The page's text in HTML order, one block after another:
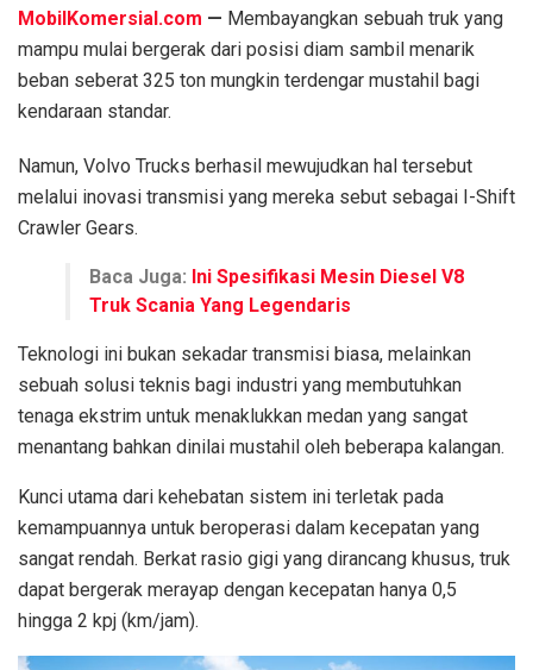
MobilKomersial.com — Membayangkan sebuah truk yang
mampu mulai bergerak dari posisi diam sambil menarik
beban seberat 325 ton mungkin terdengar mustahil bagi
kendaraan standar.
Namun, Volvo Trucks berhasil mewujudkan hal tersebut
melalui inovasi transmisi yang mereka sebut sebagai I-Shift
Crawler Gears.
Baca Juga: Ini Spesifikasi Mesin Diesel V8
Truk Scania Yang Legendaris
Teknologi ini bukan sekadar transmisi biasa, melainkan
sebuah solusi teknis bagi industri yang membutuhkan
tenaga ekstrim untuk menaklukkan medan yang sangat
menantang bahkan dinilai mustahil oleh beberapa kalangan.
Kunci utama dari kehebatan sistem ini terletak pada
kemampuannya untuk beroperasi dalam kecepatan yang
sangat rendah. Berkat rasio gigi yang dirancang khusus, truk
dapat bergerak merayap dengan kecepatan hanya 0,5
hingga 2 kpj (km/jam).